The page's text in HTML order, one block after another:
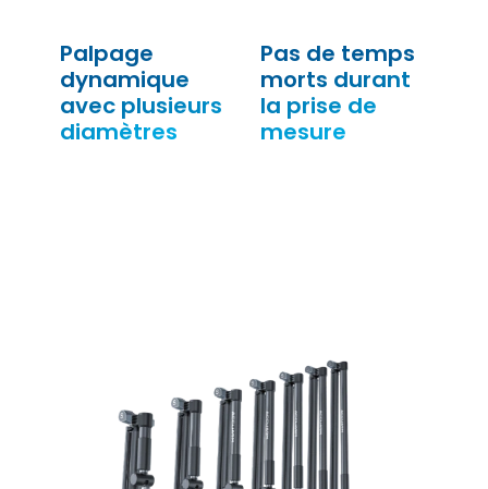
Palpage
dynamique
avec plusieurs
diamètres
Pas de temps
morts durant
la prise de
mesure